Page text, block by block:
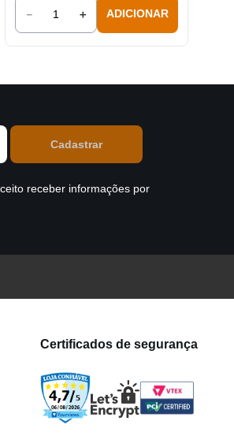
＋
－ ADICIONAR
receber informações por
Certificados de segurança